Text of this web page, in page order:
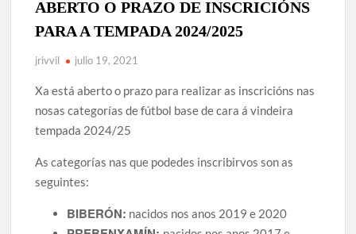
RESUMO DEPORTIVO DA TEMPADA 2024/25
Renovación Mario David (adestrador)
para novos socios)
RESUMO DA TEMPADA 2023/2024
SUBVENCIÓN DA DEPUTACIÓN DA CORUÑA 2023
COMUNICADO OFICIAL: Mario David novo adestrador do
primeiro equipo para a tempada 2024/25
ABERTO O PRAZO DE INSCRICIÓNS
PARA A TEMPADA 2024/2025
jrivvil julio 19, 2021
Xa está aberto o prazo para realizar as inscricións nas
nosas categorías de fútbol base de cara á vindeira
tempada 2024/25
As categorías nas que podedes inscribirvos son as
seguintes:
BIBERÓN: nacidos nos anos 2019 e 2020